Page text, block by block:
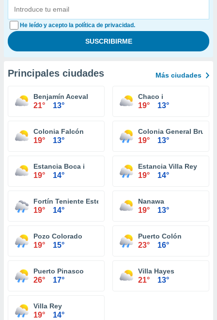
He leído y acepto la política de privacidad.
Principales ciudades Más ciudades
Benjamín Aceval
21° 13°
Chaco i
19° 13°
Colonia Falcón
19° 13°
Colonia General
19° 13°
Estancia Boca i
19° 14°
Estancia Villa Rey
19° 14°
Fortín Teniente Esteban Martínez
19° 14°
Nanawa
19° 13°
Pozo Colorado
19° 15°
Puerto Colón
23° 16°
Puerto Pinasco
26° 17°
Villa Hayes
21° 13°
Villa Rey
19° 14°